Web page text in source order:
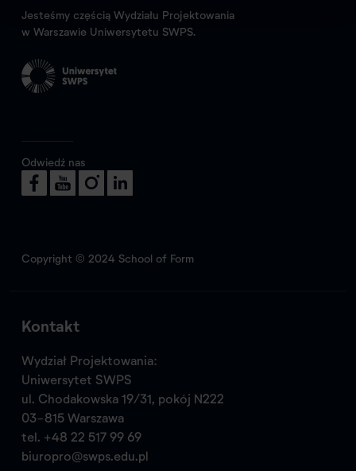
Jesteśmy częścią Wydziału Projektowania
w Warszawie Uniwersytetu SWPS.
Odwiedź nas
Copyright © 2024 School of Form
Kontakt
Wydział Projektowania:
Uniwersytet SWPS
ul. Chodakowska 19/31, pokój N222
03-815 Warszawa
tel. +48 22 517 99 69
biuropro@swps.edu.pl